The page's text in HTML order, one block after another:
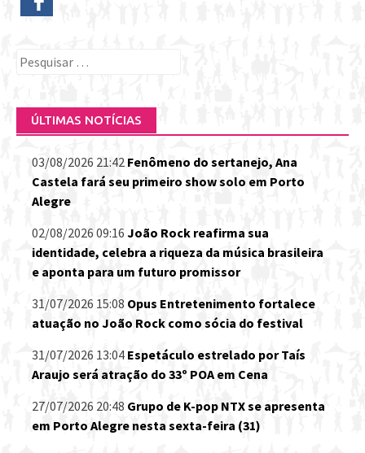
Pesquisar
ÚLTIMAS NOTÍCIAS
03/08/2026 21:42 Fenômeno do sertanejo, Ana
Castela fará seu primeiro show solo em Porto
Alegre
02/08/2026 09:16 João Rock reafirma sua
identidade, celebra a riqueza da música brasileira
e aponta para um futuro promissor
31/07/2026 15:08 Opus Entretenimento fortalece
atuação no João Rock como sócia do festival
31/07/2026 13:04 Espetáculo estrelado por Taís
Araujo será atração do 33º POA em Cena
27/07/2026 20:48 Grupo de K-pop NTX se apresenta
em Porto Alegre nesta sexta-feira (31)